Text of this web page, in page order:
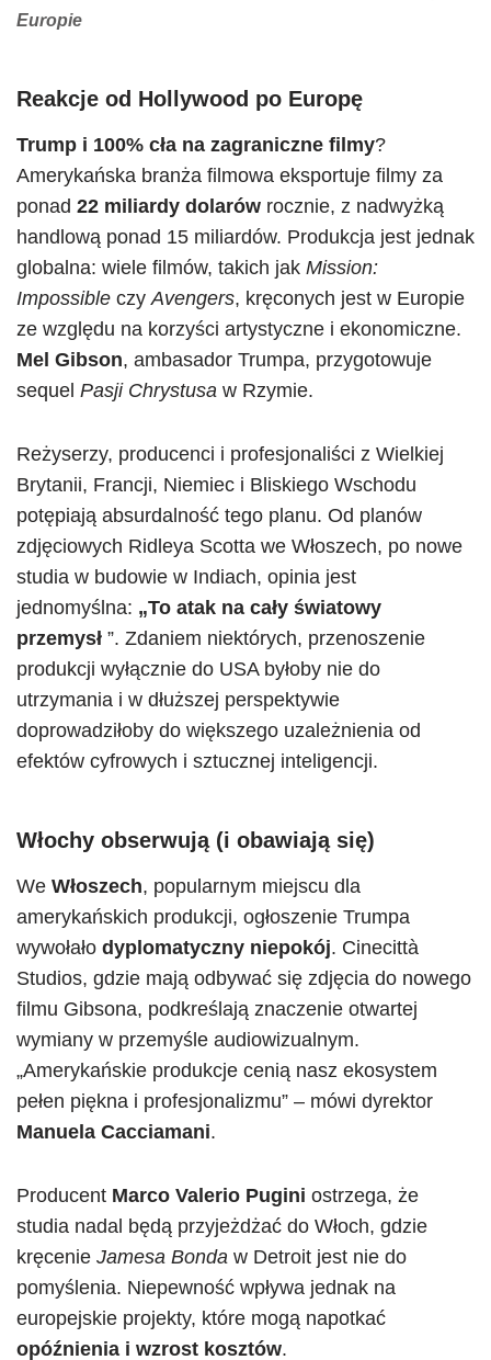
Europie
Reakcje od Hollywood po Europę
Trump i 100% cła na zagraniczne filmy?
Amerykańska branża filmowa eksportuje filmy za
ponad 22 miliardy dolarów rocznie, z nadwyżką
handlową ponad 15 miliardów. Produkcja jest jednak
globalna: wiele filmów, takich jak Mission:
Impossible czyAvengers, kręconych jest w Europie
ze względu na korzyści artystyczne i ekonomiczne.
Mel Gibson, ambasador Trumpa, przygotowuje
sequel Pasji Chrystusa w Rzymie.
Reżyserzy, producenci i profesjonaliści z Wielkiej
Brytanii, Francji, Niemiec i Bliskiego Wschodu
potępiają absurdalność tego planu. Od planów
zdjęciowych Ridleya Scotta we Włoszech, po nowe
studia w budowie w Indiach, opinia jest
jednomyślna: „To atak na cały światowy
przemysł ”. Zdaniem niektórych, przenoszenie
produkcji wyłącznie do USA byłoby nie do
utrzymania i w dłuższej perspektywie
doprowadziłoby do większego uzależnienia od
efektów cyfrowych i sztucznej inteligencji.
Włochy obserwują (i obawiają się)
We Włoszech, popularnym miejscu dla
amerykańskich produkcji, ogłoszenie Trumpa
wywołało dyplomatyczny niepokój. Cinecittà
Studios, gdzie mają odbywać się zdjęcia do nowego
filmu Gibsona, podkreślają znaczenie otwartej
wymiany w przemyśle audiowizualnym.
„Amerykańskie produkcje cenią nasz ekosystem
pełen piękna i profesjonalizmu” – mówi dyrektor
Manuela Cacciamani.
Producent Marco Valerio Pugini ostrzega, że
studia nadal będą przyjeżdżać do Włoch, gdzie
kręcenie Jamesa Bonda w Detroit jest nie do
pomyślenia. Niepewność wpływa jednak na
europejskie projekty, które mogą napotkać
opóźnienia i wzrost kosztów.